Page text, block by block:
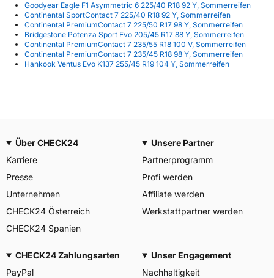
Goodyear Eagle F1 Asymmetric 6 225/40 R18 92 Y, Sommerreifen
Continental SportContact 7 225/40 R18 92 Y, Sommerreifen
Continental PremiumContact 7 225/50 R17 98 Y, Sommerreifen
Bridgestone Potenza Sport Evo 205/45 R17 88 Y, Sommerreifen
Continental PremiumContact 7 235/55 R18 100 V, Sommerreifen
Continental PremiumContact 7 235/45 R18 98 Y, Sommerreifen
Hankook Ventus Evo K137 255/45 R19 104 Y, Sommerreifen
Über CHECK24
Karriere
Presse
Unternehmen
CHECK24 Österreich
CHECK24 Spanien
Unsere Partner
Partnerprogramm
Profi werden
Affiliate werden
Werkstattpartner werden
CHECK24 Zahlungsarten
PayPal
Unser Engagement
Nachhaltigkeit